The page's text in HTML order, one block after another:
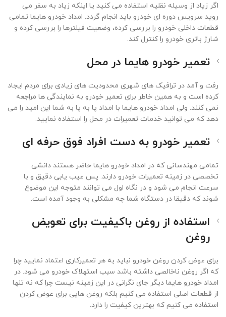
اگر زیاد از وسیله نقلیه استفاده می کنید یا اینکه زیاد به سفر می
روید سرویس دوره ای خودرو باید انجام گردد. امداد خودرو هایما تمامی
قطعات داخلی خودرو را بررسی کرده، وضعیت فیلترها را بررسی کرده و
شارژ باتری خودرو را کنترل کند.
تعمیر خودرو هایما در محل
رفت و آمد در ترافیک های شهری محدودیت های زیادی برای مردم ایجاد
کرده است و به همین خاطر برای تعمیر خودرو به نمایندگی ها مراجعه
نمی کنند. ولی امداد خودرو هایما با امداد پا به پا به شما این امید را می
دهد که می توانید خدمات تعمیرات در محل را استفاده نمایید.
تعمیر خودرو به دست افراد فوق حرفه ای
تمامی مهندسانی که در امداد خودرو هایما حاضر هستند دانشی
تخصصی در زمینه تعمیرات خودرو دارند. پس عیب یابی دقیق و با
سرعت انجام می شود و در نگاه اول می توانند متوجه این موضوع
شوند که دقیقا در دستگاه شما چه مشکلی به وجود آمده است.
استفاده از روغن باکیفیت برای تعویض
روغن
برای عوض کردن روغن خودرو نباید به هر تعمیرکاری اعتماد نمایید چرا
که اگر روغن ناخالصی داشته باشد سبب استهلاک خودرو می شود. در
امداد خودرو هایما دیگر جای نگرانی در این زمینه نیست چرا که نه تنها
از قطعات اصلی استفاده می کنیم بلکه روغن هایی برای عوض کردن
استفاده می کنیم که بهترین کیفیت را دارد.